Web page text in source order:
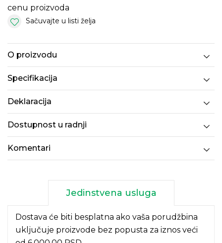
cenu proizvoda
Sačuvajte u listi želja
O proizvodu
Specifikacija
Deklaracija
Dostupnost u radnji
Komentari
Jedinstvena usluga
Dostava će biti besplatna ako vaša porudžbina
uključuje proizvode bez popusta za iznos veći